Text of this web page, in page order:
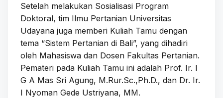
Setelah melakukan Sosialisasi Program
Doktoral, tim Ilmu Pertanian Universitas
Udayana juga memberi Kuliah Tamu dengan
tema “Sistem Pertanian di Bali”, yang dihadiri
oleh Mahasiswa dan Dosen Fakultas Pertanian.
Pemateri pada Kuliah Tamu ini adalah Prof. Ir. I
G A Mas Sri Agung, M.Rur.Sc.,Ph.D., dan Dr. Ir.
I Nyoman Gede Ustriyana, MM.